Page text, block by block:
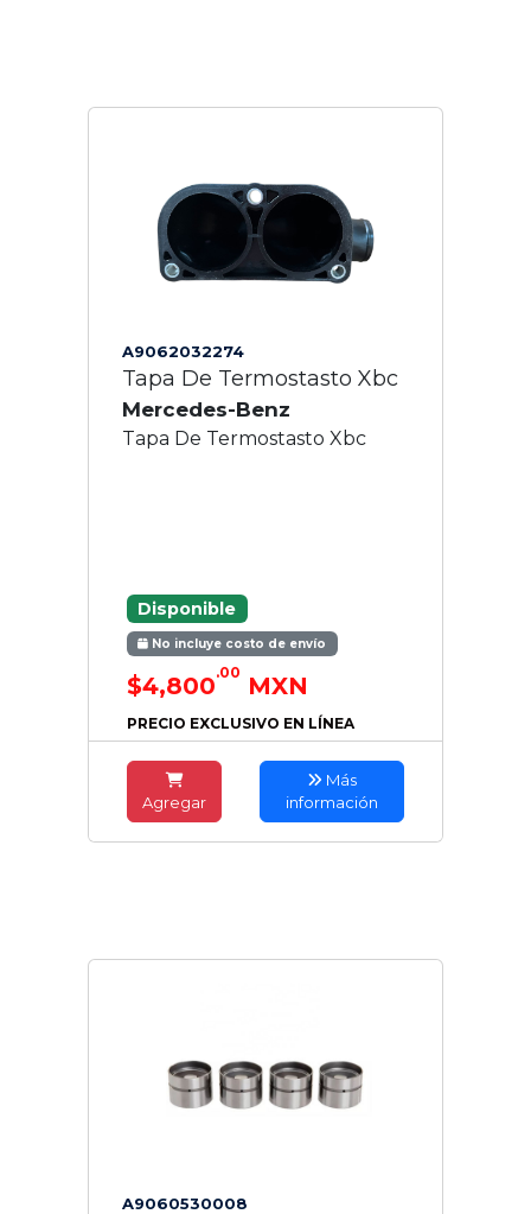
A9062032274
Tapa De Termostasto Xbc
Mercedes-Benz
Tapa De Termostasto Xbc
Disponible
No incluye costo de envío
$4,800.00 MXN
PRECIO EXCLUSIVO EN LÍNEA
Agregar
Más
información
A9060530008